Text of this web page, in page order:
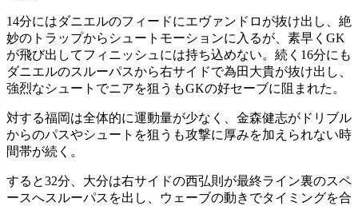
14分にはダニエルのフィードにエヴァンドロが抜け出し、絶
妙のトラップからシュートモーションに入るが、素早くGK
が飛び出してフィニッシュには持ち込めない。続く16分にも
ダニエルのスルーパスから右サイドで為田大貴が抜け出し、
強烈なシュートでニアを狙うもGKの好セーブに阻まれた。
対する福岡は全体的に運動量が少なく、金森健志がドリブル
からのパスやシュートを狙うも攻撃に厚みを加えられない時
間帯が続く。
すると32分、大分は右サイドの西弘則が最終ライン裏のスペ
ースへスルーパスを出し、ウェーブの動きでタイミングを合